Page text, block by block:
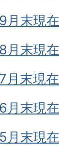
月末現
月末現
月末現
月末現
月末現